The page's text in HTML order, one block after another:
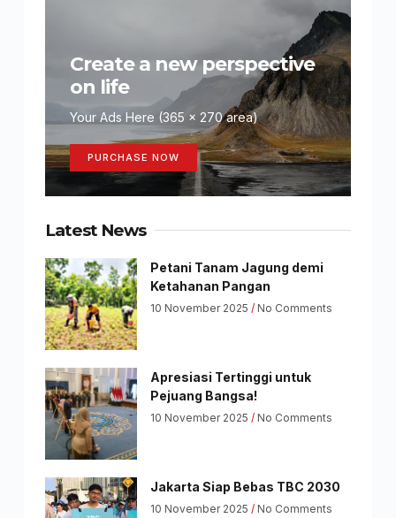
Create a new perspective
on life
Your Ads Here (365 x 270 area)
PURCHASE NOW
Latest News
Petani Tanam Jagung demi
Ketahanan Pangan
10 November 2025 No Comments
Apresiasi Tertinggi untuk
Pejuang Bangsa!
10 November 2025 No Comments
Jakarta Siap Bebas TBC 2030
10 November 2025 No Comments